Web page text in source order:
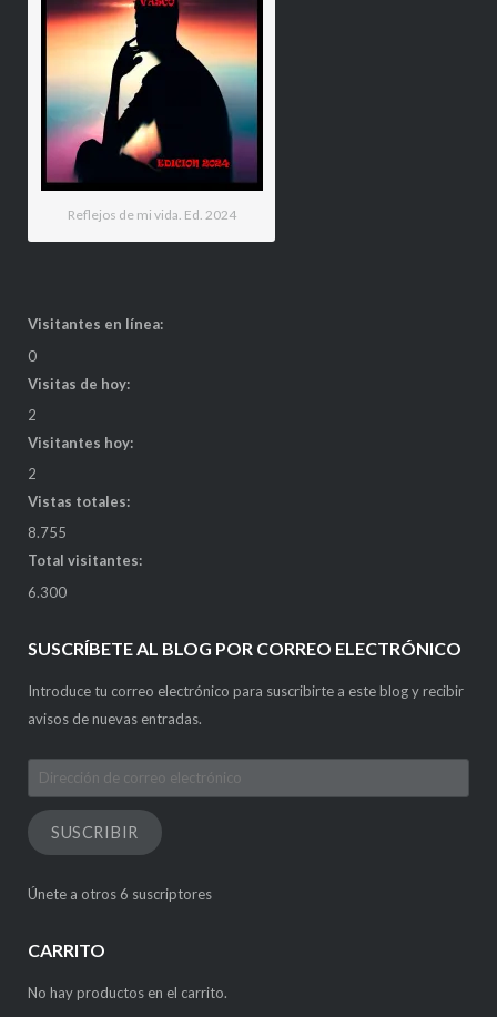
Reflejos de mi vida. Ed. 2024
Visitantes en línea:
0
Visitas de hoy:
2
Visitantes hoy:
2
Vistas totales:
8.755
Total visitantes:
6.300
SUSCRÍBETE AL BLOG POR CORREO ELECTRÓNICO
Introduce tu correo electrónico para suscribirte a este blog y recibir
avisos de nuevas entradas.
Dirección
de
correo
electrónico
SUSCRIBIR
Únete a otros 6 suscriptores
CARRITO
No hay productos en el carrito.